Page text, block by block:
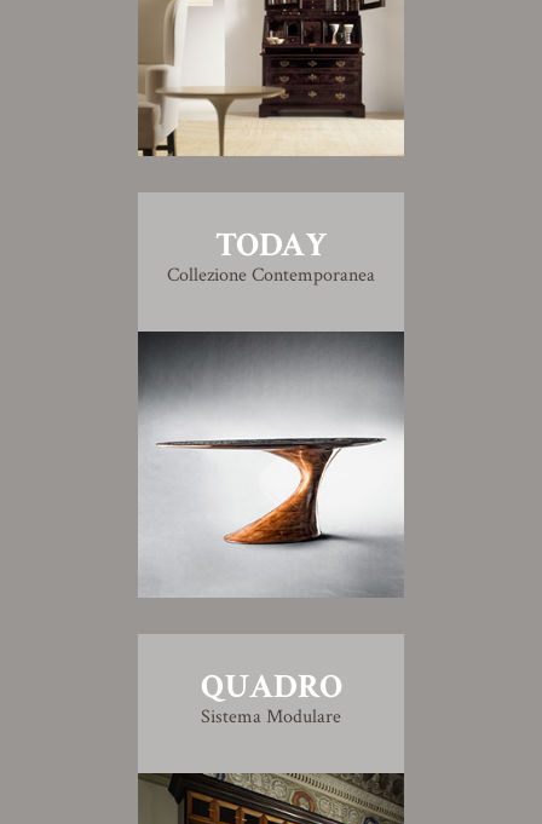
TODAY
Collezione Contemporanea
QUADRO
Sistema Modulare